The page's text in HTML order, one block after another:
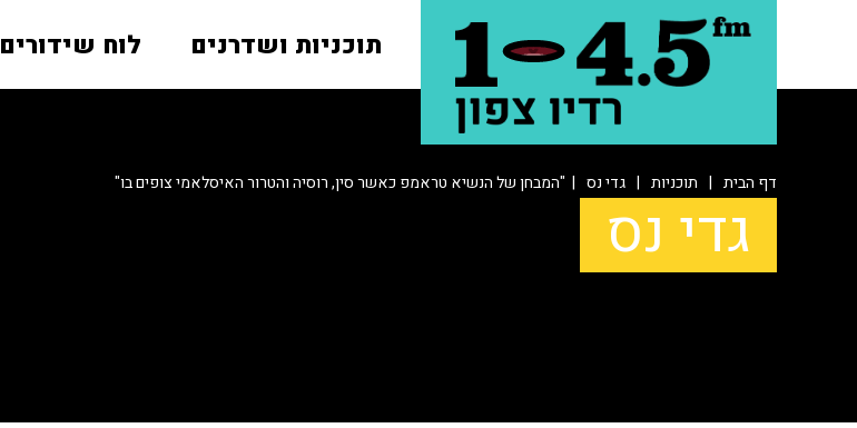
תוכניות ושדרנים לוח שידורים
דף הבית | תוכניות | גדי נס | "המבחן של הנשיא טראמפ כאשר סין, רוסיה והטרור האיסלאמי צופים בו"
גדי נס